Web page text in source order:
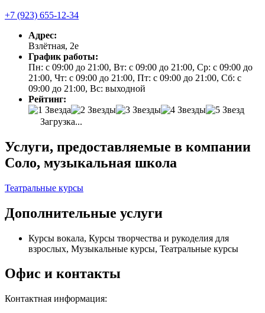
+7 (923) 655-12-34
Адрес:
Взлётная, 2е
График работы:
Пн: с 09:00 до 21:00, Вт: с 09:00 до 21:00, Ср: с 09:00 до
21:00, Чт: с 09:00 до 21:00, Пт: с 09:00 до 21:00, Сб: с
09:00 до 21:00, Вс: выходной
Рейтинг:
Загрузка...
Услуги, предоставляемые в компании
Соло, музыкальная школа
Театральные курсы
Дополнительные услуги
Курсы вокала, Курсы творчества и рукоделия для
взрослых, Музыкальные курсы, Театральные курсы
Офис и контакты
Контактная информация: